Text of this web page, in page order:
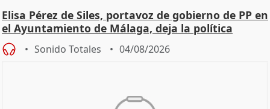
Elisa Pérez de Siles, portavoz de gobierno de PP en
el Ayuntamiento de Málaga, deja la política
Sonido Totales 04/08/2026